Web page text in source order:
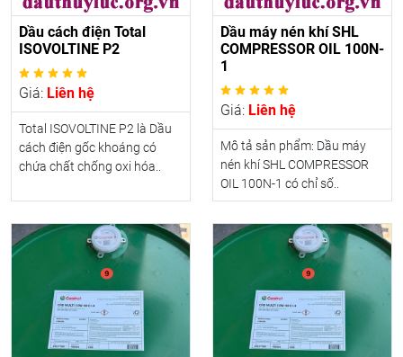
Dầu cách điện Total
ISOVOLTINE P2
Giá: Liên hệ
Total ISOVOLTINE P2 là Dầu
cách điện gốc khoáng có
chứa chất chống oxi hóa..
Dầu máy nén khí SHL
COMPRESSOR OIL 100N-
1
Giá: Liên hệ
Mô tả sản phẩm: Dầu máy
nén khí SHL COMPRESSOR
OIL 100N-1 có chỉ số..